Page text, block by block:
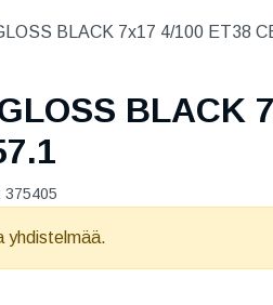
BLACK 7x17 4/100 ET38
BLACK
375405
yhdistelmää.